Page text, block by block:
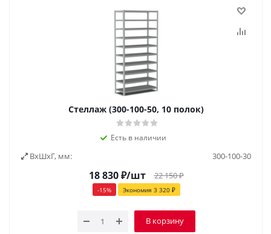
Стеллаж (300-100-50, 10 полок)
Есть в наличии
ВxШxГ, мм: 300-100-30
18 830₽/шт 22 150₽
-15% Экономия 3 320₽
В корзину